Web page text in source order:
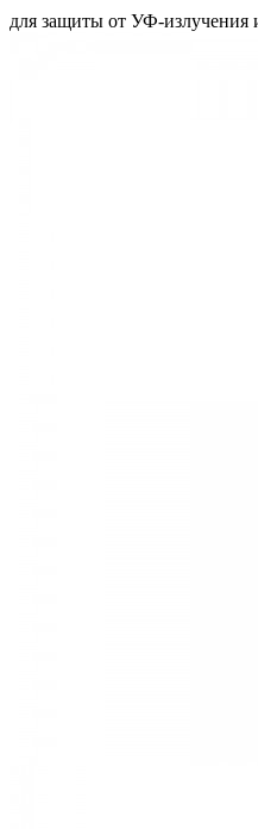
для защиты от УФ-излучения